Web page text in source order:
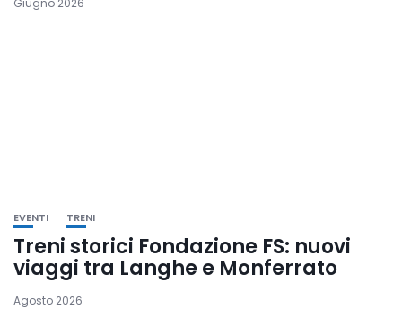
Giugno 2026
EVENTI TRENI
Treni storici Fondazione FS: nuovi
viaggi tra Langhe e Monferrato
Agosto 2026